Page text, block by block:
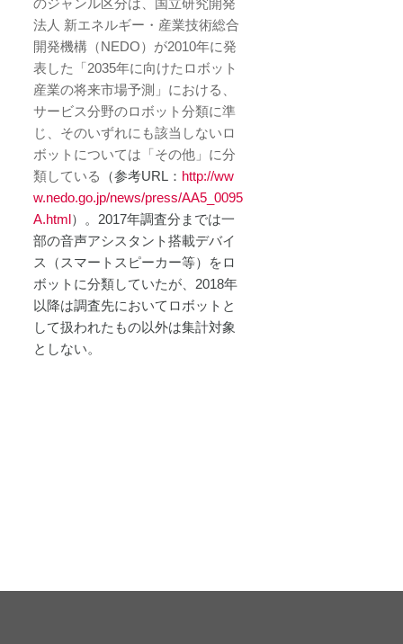
法人 新エネルギー・産業技術総合
開発機構（NEDO）が2010年に発
表した「2035年に向けたロボット
産業の将来市場予測」における、
サービス分野のロボット分類に準
じ、そのいずれにも該当しないロ
ボットについては「その他」に分
類している
（参考URL： http://ww
w.nedo.go.jp/news/press/AA5_0095
A.html）。2017年調査分までは一
部の音声アシスタント搭載デバイ
ス（スマートスピーカー等）をロ
ボットに分類していたが、2018年
以降は調査先においてロボットと
して扱われたもの以外は集計対象
としない。